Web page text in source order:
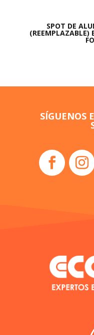
SPOT DE
(REEMPLAZABLE)
SÍGUENOS